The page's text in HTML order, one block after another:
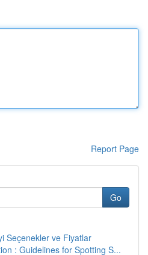
Report Page
Go
Seçenekler ve Fiyatlar
: Guidelines for Spotting S...